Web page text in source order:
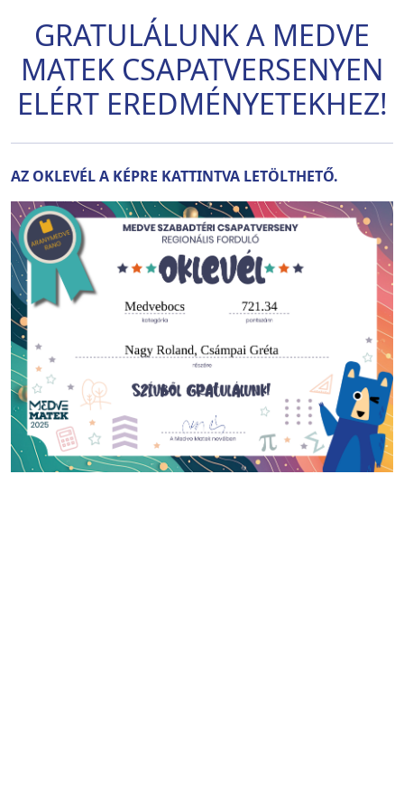
GRATULÁLUNK A MEDVE
MATEK CSAPATVERSENYEN
ELÉRT EREDMÉNYETEKHEZ!
AZ OKLEVÉL A KÉPRE KATTINTVA LETÖLTHETŐ.